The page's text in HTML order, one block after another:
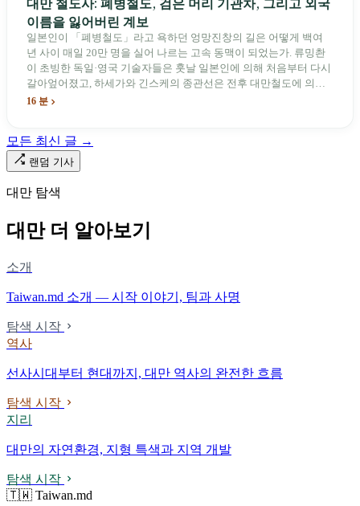
이름을 잃어버린 계보
일본인이 「폐병철도」라고 욕하던 엉망진창의 길은 어떻게 백여
년 사이 매일 20만 명을 실어 나르는 고속 동맥이 되었는가. 류밍촨
이 초빙한 독일·영국 기술자들은 훗날 일본인에 의해 처음부터 다시
갈아엎어졌고, 하세가와 긴스케의 종관선은 전후 대만철도에 의해
이름과 번호가 바뀌었다. 세대마다 앞선 세대의 기록을 주석으로 밀
다. 마침내 푸유마·타로코 세대에 이르러서야 원주민 지명이 다시 철
로 위에 깔렸다.
16 분
모든 최신 글 →
랜덤 기사
대만 탐색
대만 더 알아보기
소개
Taiwan.md 소개 — 시작 이야기, 팀과 사명
탐색 시작
역사
선사시대부터 현대까지, 대만 역사의 완전한 흐름
탐색 시작
지리
대만의 자연환경, 지형 특색과 지역 개발
탐색 시작
🇹🇼 Taiwan.md